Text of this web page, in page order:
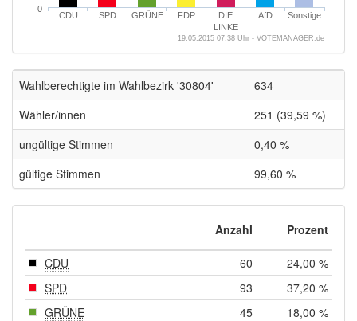
CDU SPD GRÜNE FDP
DIE
LINKE
AfD Sonstige
0
19.05.2015 07:38 Uhr - VOTEMANAGER.de
Wahlberechtigte im Wahlbezirk '30804'
634
Wähler/innen
251 (39,59 %)
ungültige Stimmen
0,40 %
gültige Stimmen
99,60 %
Anzahl Prozent
CDU 60
24,00 %
SPD
93
37,20 %
GRÜNE
45
18,00 %